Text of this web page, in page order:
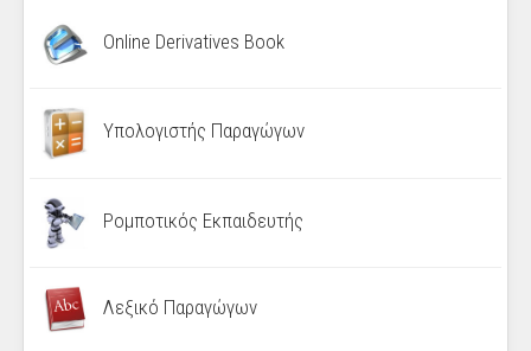
Online Derivatives Book
Υπολογιστής Παραγώγων
Ρομποτικός Εκπαιδευτής
Λεξικό Παραγώγων